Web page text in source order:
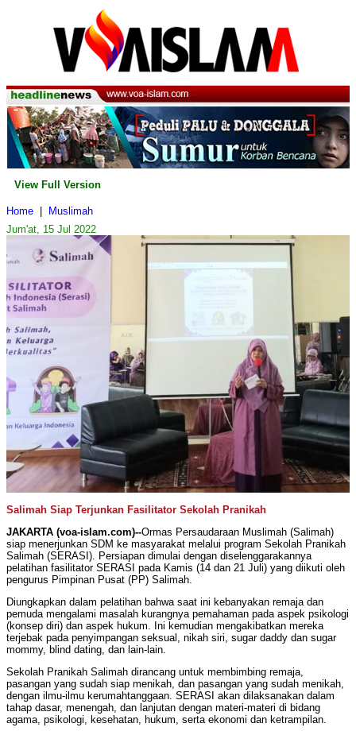
View Full Version
Home
Muslimah
Jum'at, 15 Jul 2022
Salimah Siap Terjunkan Fasilitator Sekolah Pranikah
JAKARTA (voa-islam.com)--Ormas Persaudaraan Muslimah (Salimah)
siap menerjunkan SDM ke masyarakat melalui program Sekolah Pranikah
Salimah (SERASI). Persiapan dimulai dengan diselenggarakannya
pelatihan fasilitator SERASI pada Kamis (14 dan 21 Juli) yang diikuti oleh
pengurus Pimpinan Pusat (PP) Salimah.
Diungkapkan dalam pelatihan bahwa saat ini kebanyakan remaja dan
pemuda mengalami masalah kurangnya pemahaman pada aspek psikologi
(konsep diri) dan aspek hukum. Ini kemudian mengakibatkan mereka
terjebak pada penyimpangan seksual, nikah siri, sugar daddy dan sugar
mommy, blind dating, dan lain-lain.
Sekolah Pranikah Salimah dirancang untuk membimbing remaja,
pasangan yang sudah siap menikah, dan pasangan yang sudah menikah,
dengan ilmu-ilmu kerumahtanggaan. SERASI akan dilaksanakan dalam
tahap dasar, menengah, dan lanjutan dengan materi-materi di bidang
agama, psikologi, kesehatan, hukum, serta ekonomi dan ketrampilan.